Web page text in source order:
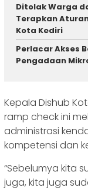
Ditolak Warga
Terapkan
Kota Kediri
Perlacar Akses
Pengadaan
Kepala Dishub
ramp check ini
administrasi
kompetensi dan
“Sebelumya kita
juga, kita juga